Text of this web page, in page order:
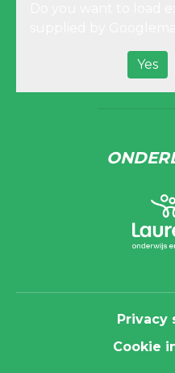
Yes
Privacy
Cookie